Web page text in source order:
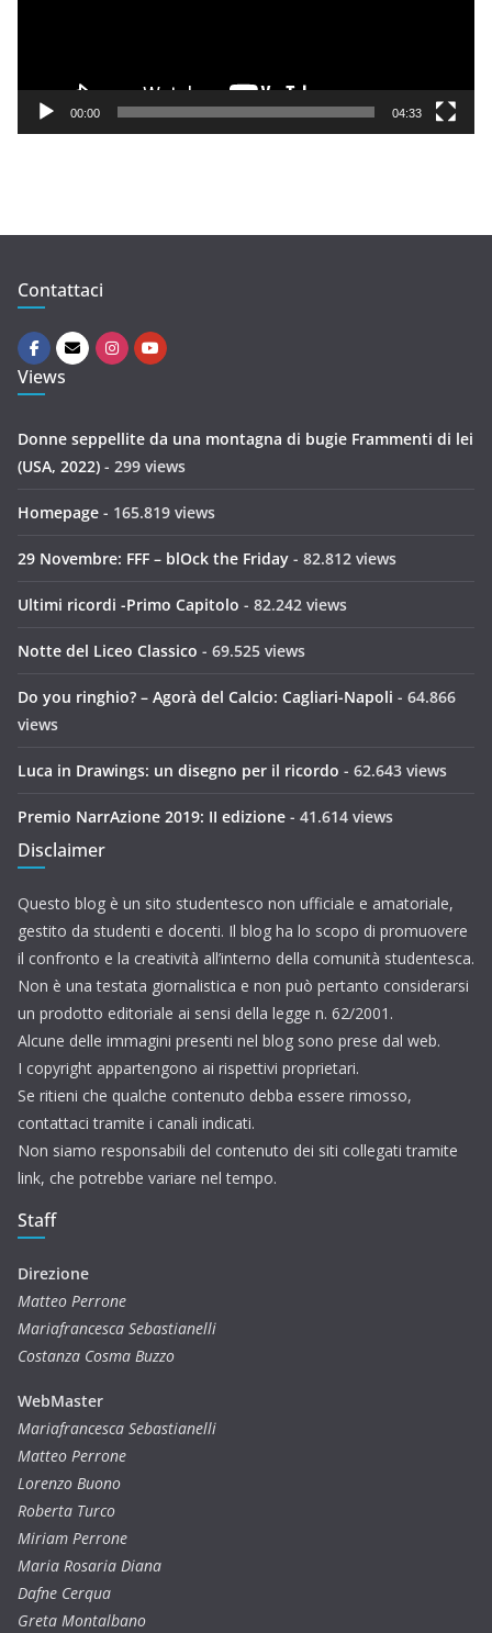
e
00:00 04:33
Contattaci
Views
Donne seppellite da una montagna di bugie Frammenti di lei
(USA, 2022) - 299 views
Homepage - 165.819 views
29 Novembre: FFF – blOck the Friday - 82.812 views
Ultimi ricordi -Primo Capitolo - 82.242 views
Notte del Liceo Classico - 69.525 views
Do you ringhio? – Agorà del Calcio: Cagliari-Napoli - 64.866
views
Luca in Drawings: un disegno per il ricordo - 62.643 views
Premio NarrAzione 2019: II edizione - 41.614 views
Disclaimer
Questo blog è un sito studentesco non ufficiale e amatoriale,
gestito da studenti e docenti. Il blog ha lo scopo di promuovere
il confronto e la creatività all’interno della comunità studentesca.
Non è una testata giornalistica e non può pertanto considerarsi
un prodotto editoriale ai sensi della legge n. 62/2001.
Alcune delle immagini presenti nel blog sono prese dal web.
I copyright appartengono ai rispettivi proprietari.
Se ritieni che qualche contenuto debba essere rimosso,
contattaci tramite i canali indicati.
Non siamo responsabili del contenuto dei siti collegati tramite
link, che potrebbe variare nel tempo.
Staff
Direzione
Matteo Perrone
Mariafrancesca Sebastianelli
Costanza Cosma Buzzo
WebMaster
Mariafrancesca Sebastianelli
Matteo Perrone
Lorenzo Buono
Roberta Turco
Miriam Perrone
Maria Rosaria Diana
Dafne Cerqua
Greta Montalbano